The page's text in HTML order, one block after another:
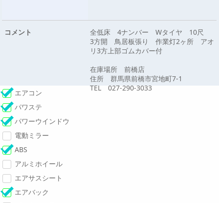
コメント
全低床 4ナンバー Wタイヤ 10尺
3方開 鳥居板張り 作業灯2ヶ所 アオ
リ3方上部ゴムカバー付
在庫場所 前橋店
住所 群馬県前橋市宮地町7-1
TEL 027-290-3033
エアコン
パワステ
パワーウインドウ
電動ミラー
ABS
アルミホイール
エアサスシート
エアバック